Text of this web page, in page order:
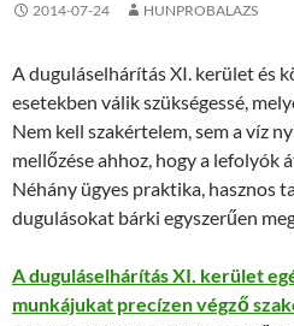
2014-07-24 HUNPROBALAZS
A duguláselhárítás XI. kerület és
esetekben válik szükségessé,
Nem kell szakértelem, sem a víz
mellőzése ahhoz, hogy a lefolyók
Néhány ügyes praktika, hasznos
dugulásokat bárki egyszerűen
A duguláselhárítás XI. kerület
munkájukat precízen végző